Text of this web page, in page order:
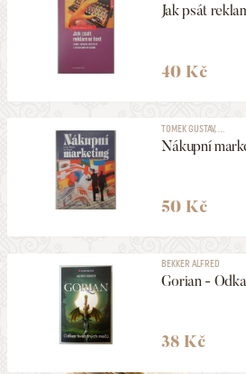
Jak psát
40 Kč
TOMEK GUSTAV, ...
Nákupní
50 Kč
BEKKER ALFRED
Gorian -
38 Kč